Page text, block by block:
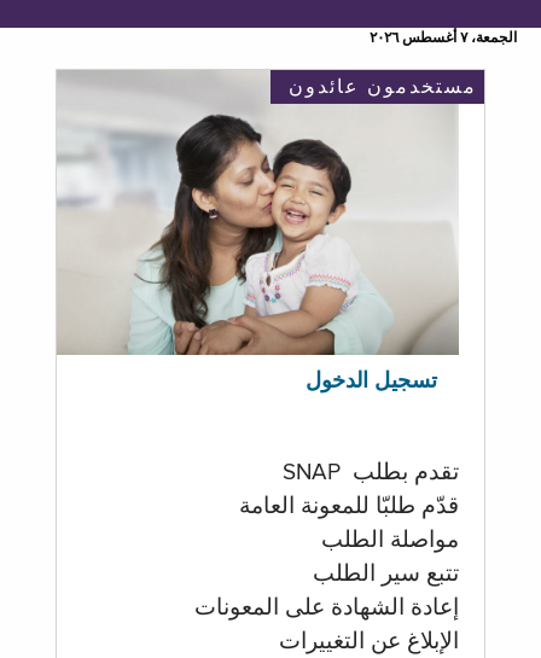
الجمعة، ٧ أغسطس ٢٠٢٦
مستخدمون عائدون
تسجيل الدخول
تقدم بطلب SNAP
قدّم طلبّا للمعونة العامة
مواصلة الطلب
تتبع سير الطلب
إعادة الشهادة على المعونات
الإبلاغ عن التغييرات